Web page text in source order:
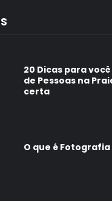
20 Dicas para
de Pessoas na
certa
O que é Fotografia